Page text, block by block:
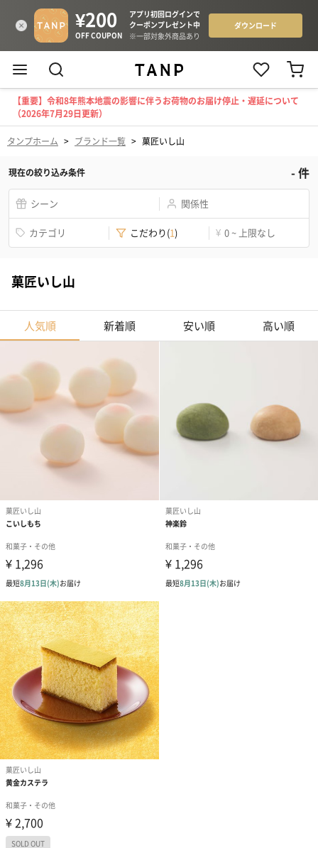
【重要】令和8年熊本地震の影響に伴うお荷物のお届け停止・遅延について
（2026年7月29日更新）
タンプホーム > ブランド一覧 > 菓匠いし山
現在の絞り込み条件 -件
シーン 関係性
カテゴリ こだわり(1) ¥ 0 ~ 上限なし
菓匠いし山
人気順 新着順 安い順 高い順